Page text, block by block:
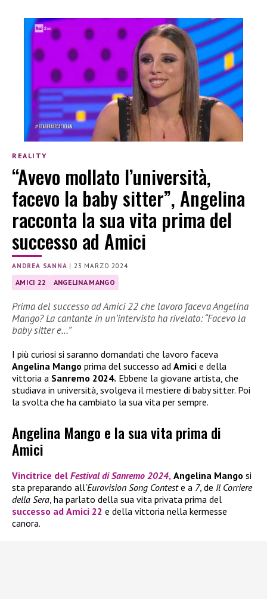
REALITY
“Avevo mollato l’università,
facevo la baby sitter”, Angelina
racconta la sua vita prima del
successo ad Amici
ANDREA SANNA |23 MARZO 2024
AMICI 22 ANGELINA MANGO
Prima del successo ad Amici 22 che lavoro faceva Angelina
Mango? La cantante in un’intervista ha rivelato: “Facevo la
baby sitter e…”
I più curiosi si saranno domandati che lavoro faceva
Angelina Mango prima del successo ad Amici e della
vittoria a Sanremo 2024. Ebbene la giovane artista, che
studiava in università, svolgeva il mestiere di baby sitter. Poi
la svolta che ha cambiato la sua vita per sempre.
Angelina Mango e la sua vita prima di
Amici
Vincitrice del Festival di Sanremo 2024, Angelina Mango si
sta preparando all‘Eurovision Song Conteste a 7, de Il Corriere
della Sera , ha parlato della sua vita privata prima del
successo ad Amici 22 e della vittoria nella kermesse
canora.